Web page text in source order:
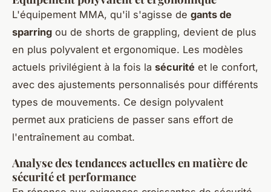
L'équipement MMA, qu'il s'agisse de gants de
sparring ou de shorts de grappling, devient de plus
en plus polyvalent et ergonomique. Les modèles
actuels privilégient à la fois la sécurité et le confort,
avec des ajustements personnalisés pour différents
types de mouvements. Ce design polyvalent
permet aux praticiens de passer sans effort de
l'entraînement au combat.
Analyse des tendances actuelles en matière de
sécurité et performance